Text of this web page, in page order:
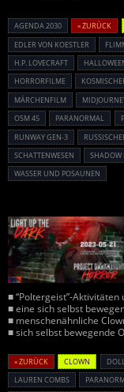
AGENDA 2030 « ZURÜCK
EDLER VON KOESTLER
H.P. LOVECRAFT
HORRORFILME
MÄRCHENFILM
OSM 45
PARANORMAL
RUNWAY GEN-3
SCHATTENWESEN
SHADOW
WASSER UND POSAUNEN
■ “Poltergeist”-
■ eine sich selbst
■ menschenähnliche
■ sich selbst bewegende
« ZURÜCK CLOWN
LAUREN COMBS